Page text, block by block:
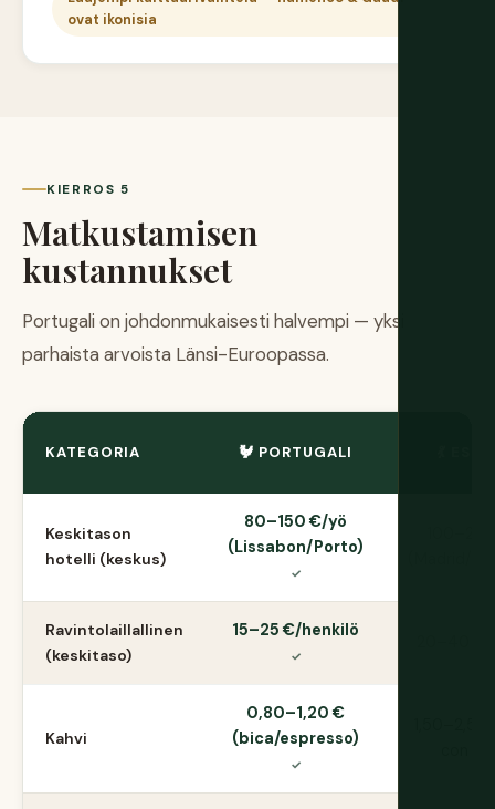
ovat ikonisia
KIERROS 5
Matkustamisen
kustannukset
Portugali on johdonmukaisesti halvempi — yksi
parhaista arvoista Länsi-Euroopassa.
KATEGORIA 🐓 PORTUGALI
Keskitason
hotelli (keskus)
80–150 €/yö
(Lissabon/Porto)
Ravintolaillallinen
(keskitaso)
15–25 €/henkilö
Kahvi
0,80–1,20 €
(bica/espresso)